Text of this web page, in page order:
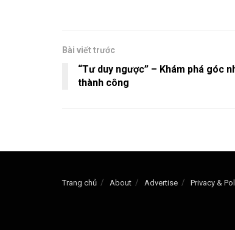
Bài viết trước
“Tư duy ngược” – Khám phá góc
thành công
Trang chủ About Advertise Privacy &